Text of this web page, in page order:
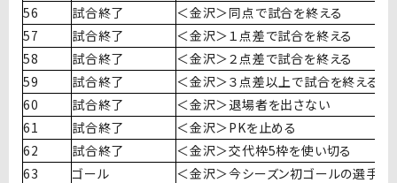
56
試合終了
＜金沢＞同点で試合を終える
57
試合終了
＜金沢＞１点差で試合を終える
58
試合終了
＜金沢＞２点差で試合を終える
59
試合終了
＜金沢＞３点差以上で試合を終える
60
試合終了
＜金沢＞退場者を出さない
61
試合終了
＜金沢＞PKを止める
62
試合終了
＜金沢＞交代枠5枠を使い切る
63
ゴール
＜金沢＞今シーズン初ゴールの選手が